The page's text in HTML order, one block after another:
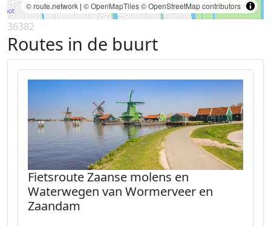
© route.network | © OpenMapTiles© OpenStreetMap contributors
36382
Routes in de buurt
Fietsroute Zaanse molens en
Waterwegen van Wormerveer en
Zaandam